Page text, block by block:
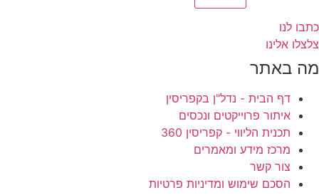
כתבו לנו
צלצלו אלינו
מה באתר
דף הבית - נדל"ן בקפריסין
איתור פרוייקטים ונכסים
תכנית הליווי - קפריסין 360
מרכז מידע ומאמרים
צור קשר
הסכם שימוש ומדיניות פרטיות